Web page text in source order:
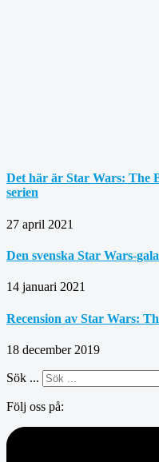
Det här är Star Wars: The
serien
27 april 2021
Den svenska Star Wars-
14 januari 2021
Recension av Star Wars:
18 december 2019
Sök ...
Följ oss på: